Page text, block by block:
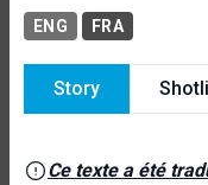
ENG FRA
Story
Ce texte a été